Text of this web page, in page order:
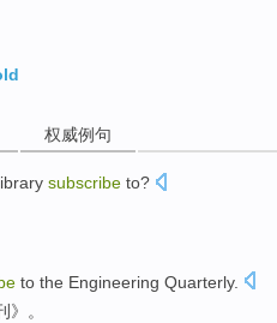
权威例句
subscribe to?
to the Engineering Quarterly.
》。